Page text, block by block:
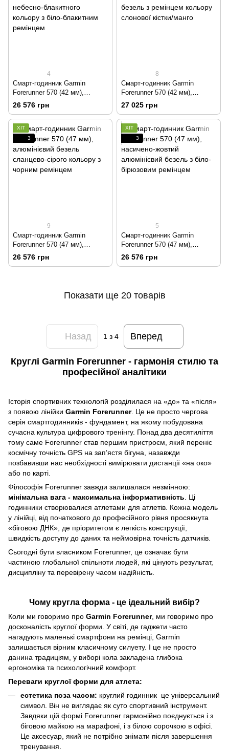
4
Смарт-годинник Garmin
Forerunner 570 (42 мм),
алюмінієвий безель небесно-
блакитного кольору з біло-
блакитним ремінцем
26 576 грн
8
Смарт-годинник Garmin
Forerunner 570 (42 мм),
малиновий алюмінієвий
безель з ремінцем кольору
слонової кістки/манго
27 025 грн
ХІТ
3
9
Смарт-годинник Garmin
Forerunner 570 (47 мм),
алюмінієвий безель сланцево-
сірого кольору з чорним
26 576 грн
ХІТ
3
5
Смарт-годинник Garmin
Forerunner 570 (47 мм),
насичено-жовтий алюмінієвий
безель з біло-бірюзовим
26 576 грн
Показати ще 20 товарів
Назад 1з 4 Вперед
Круглі Garmin Forerunner - гармонія стилю та
професійної аналітики
Історія спортивних технологій розділилася на «до» та «після»
з появою лінійки Garmin Forerunner. Це не просто чергова
серія смартгодинників - фундамент, на якому побудована
сучасна культура цифрового тренінгу. Понад два десятиліття
тому саме Forerunner став першим пристроєм, який переніс
космічну точність GPS на зап’ястя бігуна, назавжди
позбавивши нас необхідності вимірювати дистанції «на око»
або по карті.
Філософія Forerunner завжди залишалася незмінною:
мінімальна вага - максимальна інформативність . Ці
годинники створювалися атлетами для атлетів. Кожна модель
у лінійці, від початкового до професійного рівня просякнута
«біговою ДНК», де пріоритетом є легкість конструкції,
швидкість доступу до даних та неймовірна точність датчиків.
Сьогодні бути власником Forerunner, це означає бути
частиною глобальної спільноти людей, які цінують результат,
дисципліну та перевірену часом надійність.
Чому кругла форма - це ідеальний вибір?
Коли ми говоримо про Garmin Forerunner, ми говоримо про
досконалість круглої форми. У світі, де гаджети часто
нагадують маленькі смартфони на ремінці, Garmin
залишається вірним класичному силуету. І це не просто
данина традиціям, у виборі кола закладена глибока
ергономіка та психологічний комфорт.
Переваги круглої форми для атлета:
естетика поза часом: круглий годинник це універсальний
символ. Він не виглядає як суто спортивний інструмент.
Завдяки цій формі Forerunner гармонійно поєднується і з
біговою майкою на марафоні, і з білою сорочкою в офісі.
Це аксесуар, який не потрібно знімати після завершення
тренування.